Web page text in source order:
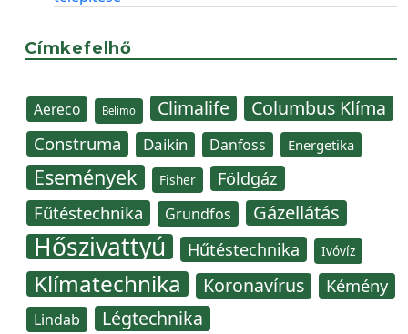
Címkefelhő
Aereco Belimo Climalife Columbus Klíma
Construma Daikin Danfoss Energetika
Események Fisher Földgáz
Fűtéstechnika Grundfos Gázellátás
Hőszivattyú Hűtéstechnika Ivóvíz
Klímatechnika Koronavírus Kémény
Lindab Légtechnika